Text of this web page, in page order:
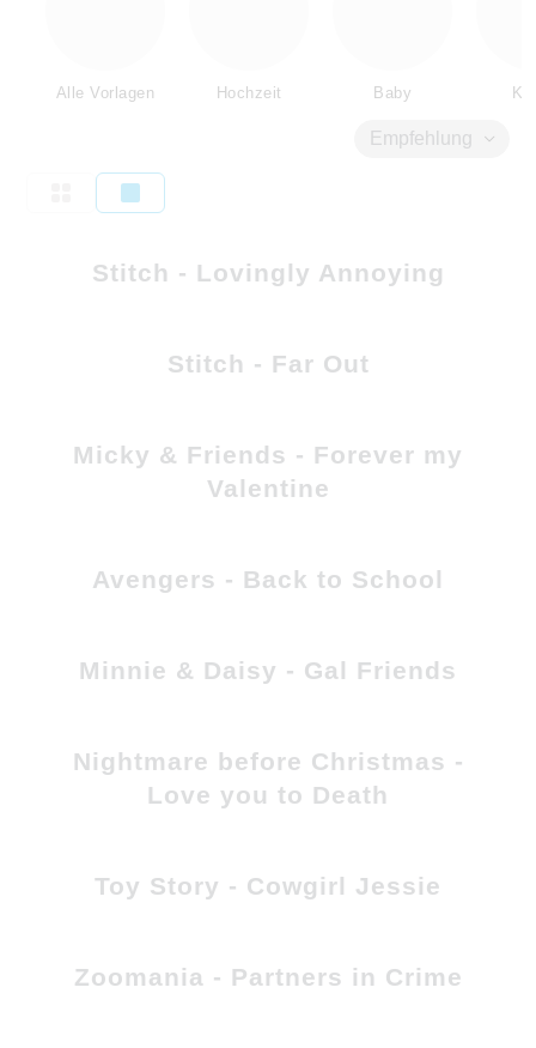
Alle Vorlagen Hochzeit Baby
Empfehlung
Stitch - Lovingly Annoying
Stitch - Far Out
Micky & Friends - Forever my
Valentine
Avengers - Back to School
Minnie & Daisy - Gal Friends
Nightmare before Christmas -
Love you to Death
Toy Story - Cowgirl Jessie
Zoomania - Partners in Crime